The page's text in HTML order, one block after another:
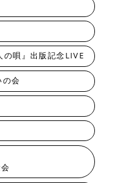
の唄』出版記念LIVE
の会